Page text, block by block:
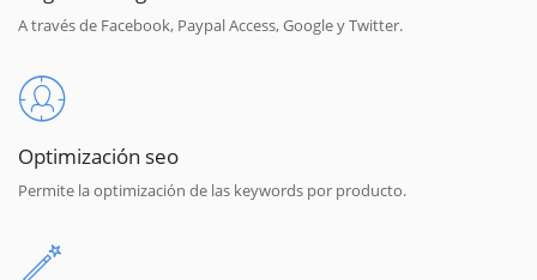
A través de Facebook, Paypal Access, Google y Twitter.
Optimización seo
Permite la optimización de las keywords por producto.